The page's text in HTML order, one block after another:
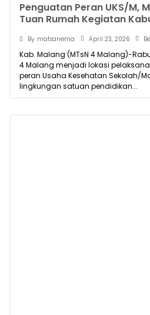
Penguatan Peran UKS/M,
Tuan Rumah Kegiatan
By matsanema April 23, 2026
Kab. Malang (MTsN 4 Malang)-
4 Malang menjadi lokasi
peran Usaha Kesehatan Sekolah/
lingkungan satuan pendidikan...